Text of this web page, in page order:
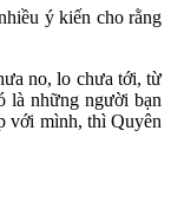
ý kiến cho rằng
no, lo chưa tới, từ
là những người bạn
với mình, thì Quyên